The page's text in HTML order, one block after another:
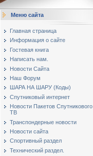
Меню сайта
Главная страница
Информация о сайте
Гостевая книга
Написать нам.
Новости Сайта
Наш Форум
ШАРА НА ШАРУ (Коды)
Спутниковый интернет
Новости Пакетов Спутникового
ТВ
Транспондерные новости
Новости сайта
Спортивный раздел
Технический раздел.